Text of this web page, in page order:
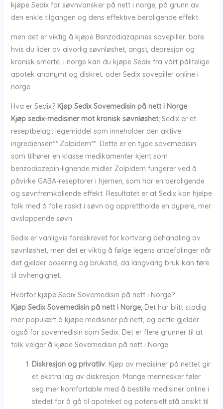
kjøpe Sedix for søvnvansker på nett i norge, på grunn av
den enkle tilgangen og dens effektive beroligende effekt.
men det er viktig å kjøpe Benzodiazapines sovepiller, bare
hvis du lider av alvorlig søvnløshet, angst, depresjon og
kronisk smerte. i norge kan du kjøpe Sedix fra vårt pålitelige
apotek anonymt og diskret. oder Sedix sovepiller online i
norge
Hva er Sedix? Kjøp Sedix Sovemedisin på nett i Norge
Kjøp sedix-medisiner mot kronisk søvnløshet; Sedix er et
reseptbelagt legemiddel som inneholder den aktive
ingrediensen** Zolpidem**. Dette er en type sovemedisin
som tilhører en klasse medikamenter kjent som
benzodiazepin-lignende midler. Zolpidem fungerer ved å
påvirke GABA-reseptorer i hjernen, som har en beroligende
og søvnfremkallende effekt. Resultatet er at Sedix kan hjelpe
folk med å falle raskt i søvn og opprettholde en dypere, mer
avslappende søvn.
Sedix er vanligvis foreskrevet for kortvarig behandling av
søvnløshet, men det er viktig å følge legens anbefalinger når
det gjelder dosering og brukstid, da langvarig bruk kan føre
til avhengighet.
Hvorfor kjøpe Sedix Sovemedisin på nett i Norge?
Kjøp Sedix Sovemedisin på nett i Norge; Det har blitt stadig
mer populært å kjøpe medisiner på nett, og dette gjelder
også for sovemedisin som Sedix. Det er flere grunner til at
folk velger å kjøpe Sovemedisin på nett i Norge:
Diskresjon og privatliv:Kjøp av medisiner på nettet gir
et ekstra lag av diskresjon. Mange mennesker føler
seg mer komfortable med å bestille medisiner online i
stedet for å gå til apoteket og potensielt stå ansikt til